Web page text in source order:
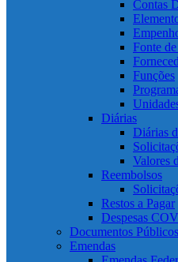
Contas
Fonte
Funções
Diárias
Diárias
Valores
Reembolsos
Restos a Pagar
Despesas
Documentos Públicos
Emendas